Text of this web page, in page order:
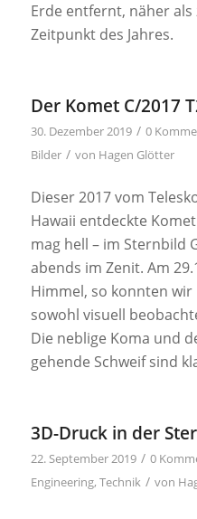
Erde entfernt, näher
Zeitpunkt des Jahres.
Der Komet C/2017
30. Dezember 2019 / 0
Bilder / von Hagen Glötter
Dieser 2017 vom
Hawaii entdeckte
mag hell – im Sternbild
abends im Zenit. Am
Himmel, so konnten
sowohl visuell
Die neblige Koma und
gehende Schweif sind
3D-Druck in der
22. September 2019 / 0
Engineering, Technik / von